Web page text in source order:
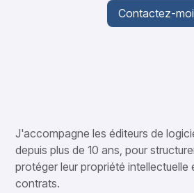
Contactez-moi
J'accompagne les éditeurs de
depuis plus de 10 ans, pour
protéger leur propriété intellectuelle
contrats.